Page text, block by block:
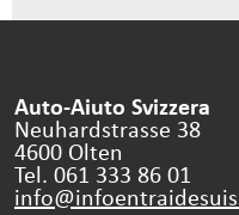
Auto-Aiuto Svizzera
Neuhardstrasse 38
4600 Olten
Tel. 061 333 86 01